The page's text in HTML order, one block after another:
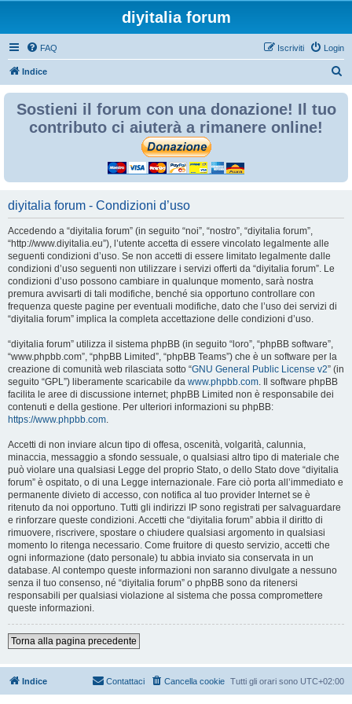
diyitalia forum
FAQ Login
Iscriviti
Indice
Sostieni il forum con una donazione! Il tuo
contributo ci aiuterà a rimanere online!
diyitalia forum - Condizioni d’uso
Accedendo a “diyitalia forum” (in seguito “noi”, “nostro”, “diyitalia forum”,
“http://www.diyitalia.eu”), l’utente accetta di essere vincolato legalmente alle
seguenti condizioni d’uso. Se non accetti di essere limitato legalmente dalle
condizioni d’uso seguenti non utilizzare i servizi offerti da “diyitalia forum”. Le
condizioni d’uso possono cambiare in qualunque momento, sarà nostra
premura avvisarti di tali modifiche, benché sia opportuno controllare con
frequenza queste pagine per eventuali modifiche, dato che l’uso dei servizi di
“diyitalia forum” implica la completa accettazione delle condizioni d’uso.
“diyitalia forum” utilizza il sistema phpBB (in seguito “loro”, “phpBB software”,
“www.phpbb.com”, “phpBB Limited”, “phpBB Teams”) che è un software per la
creazione di comunità web rilasciata sotto “GNU General Public License v2” (in
seguito “GPL”) liberamente scaricabile da www.phpbb.com. Il software phpBB
facilita le aree di discussione internet; phpBB Limited non è responsabile dei
contenuti e della gestione. Per ulteriori informazioni su phpBB:
https://www.phpbb.com.
Accetti di non inviare alcun tipo di offesa, oscenità, volgarità, calunnia,
minaccia, messaggio a sfondo sessuale, o qualsiasi altro tipo di materiale che
può violare una qualsiasi Legge del proprio Stato, o dello Stato dove “diyitalia
forum” è ospitato, o di una Legge internazionale. Fare ciò porta all’immediato e
permanente divieto di accesso, con notifica al tuo provider Internet se è
ritenuto da noi opportuno. Tutti gli indirizzi IP sono registrati per salvaguardare
e rinforzare queste condizioni. Accetti che “diyitalia forum” abbia il diritto di
rimuovere, riscrivere, spostare o chiudere qualsiasi argomento in qualsiasi
momento lo ritenga necessario. Come fruitore di questo servizio, accetti che
ogni informazione (dato personale) tu abbia inviato sia conservata in un
database. Al contempo queste informazioni non saranno divulgate a nessuno
senza il tuo consenso, né “diyitalia forum” o phpBB sono da ritenersi
responsabili per qualsiasi violazione al sistema che possa compromettere
queste informazioni.
Torna alla pagina precedente
Indice Tutti gli orari sono UTC+02:00
Cancella cookie
Contattaci